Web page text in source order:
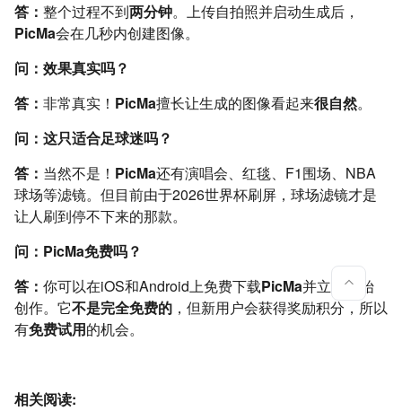
答： 整个过程不到两分钟。上传自拍照并启动生成后，
PicMa会在几秒内创建图像。
问：效果真实吗？
答： 非常真实！ PicMa擅长让生成的图像看起来很自然。
问：这只适合足球迷吗？
答： 当然不是！ PicMa还有演唱会、红毯、F1围场、NBA
球场等滤镜。但目前由于2026世界杯刷屏，球场滤镜才是
让人刷到停不下来的那款。
问：PicMa免费吗？
答： 你可以在iOS和Android上免费下载PicMa并立即开始
创作。它不是完全免费的 ，但新用户会获得奖励积分，所以
有免费试用的机会。
相关阅读: